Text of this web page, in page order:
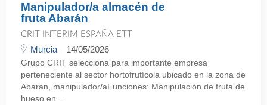
Manipulador/a almacén de
fruta Abarán
CRIT INTERIM ESPAÑA ETT
Murcia 14/05/2026
Grupo CRIT selecciona para importante empresa
perteneciente al sector hortofrutícola ubicado en la zona de
Abarán, manipulador/aFunciones: Manipulación de fruta de
hueso en ...